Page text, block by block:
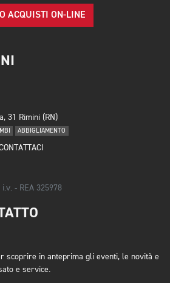
ACQUISTI ON-LINE
31 Rimini (RN)
ABBIGLIAMENTO
- REA 325978
scoprire in anteprima gli eventi, le novità e
e service.